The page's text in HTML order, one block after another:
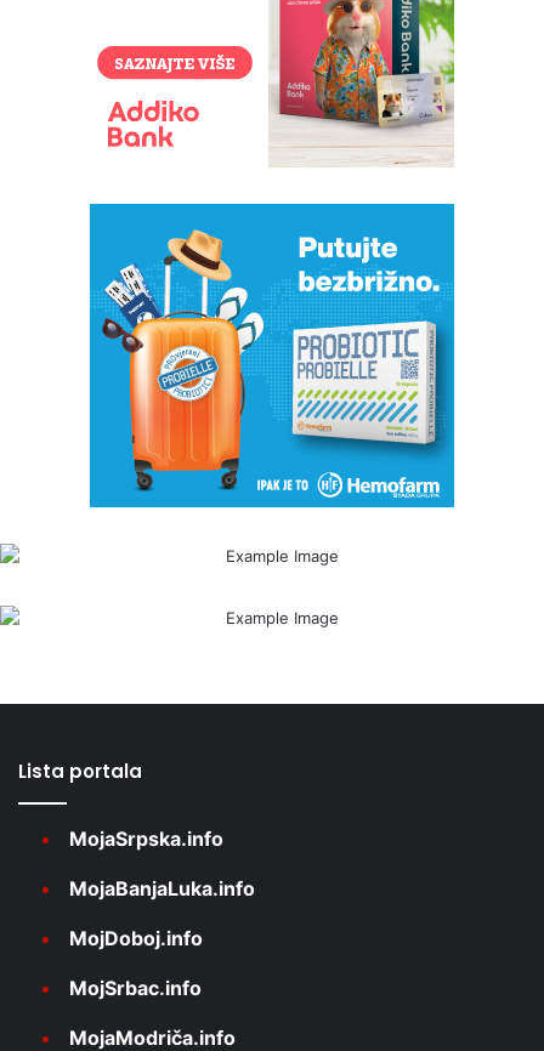
Lista portala
MojaSrpska.info
MojaBanjaLuka.info
MojDoboj.info
MojSrbac.info
MojaModriča.info